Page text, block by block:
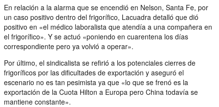
En relación a la alarma que se encendió en Nelson, Santa Fe, por
un caso positivo dentro del frigorífico, Lacuadra detalló que dió
positivo en «el médico laboralista que atendía a una compañera en
el frigorífico». Y se actuó «poniendo en cuarentena los días
correspondiente pero ya volvió a operar».
Por último, el sindicalista se refirió a los potenciales cierres de
frigoríficos por las dificultades de exportación y aseguró el
escenario no es tan pesimista ya que «lo que se frenó es la
exportación de la Cuota Hilton a Europa pero China todavía se
mantiene constante».